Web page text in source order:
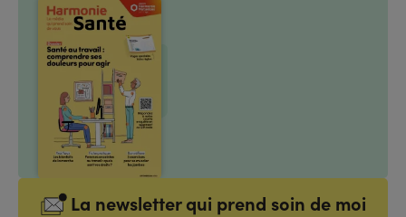
La newsletter qui prend soin de moi